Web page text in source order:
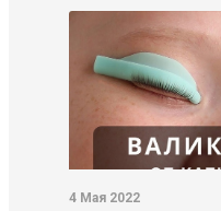
4 Мая 2022